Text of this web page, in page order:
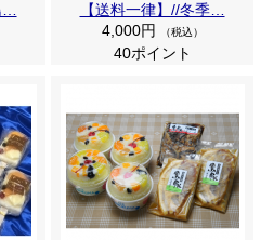
【送料一律】//冬季…
4,000円
（税込）
40ポイント